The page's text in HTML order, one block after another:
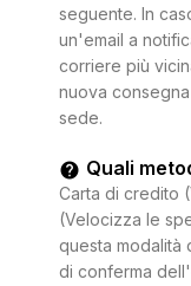
seguente. In
un'email a
corriere più
nuova
sede.
Quali
Carta di credito
(Velocizza le
questa modalità
di conferma